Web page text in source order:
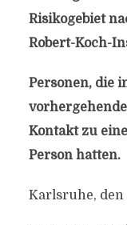
Risikogebiet
Robert-Koch-
Personen, die
Kontakt zu
Person hatten.
Karlsruhe,